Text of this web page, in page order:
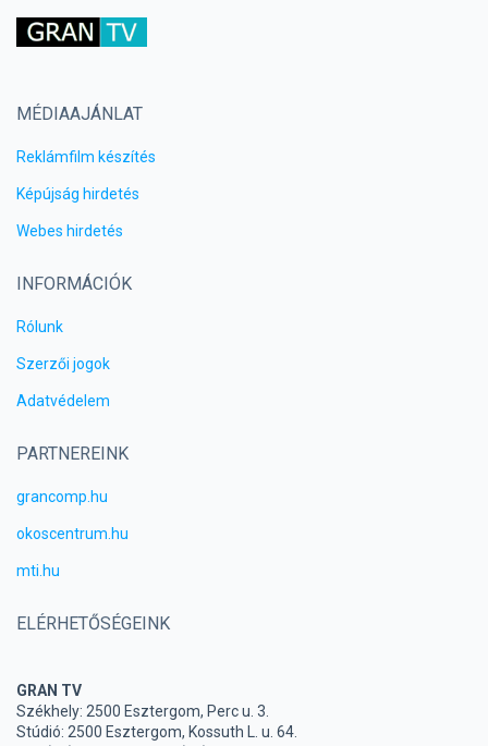
MÉDIAAJÁNLAT
Reklámfilm készítés
Képújság hirdetés
Webes hirdetés
INFORMÁCIÓK
Rólunk
Szerzői jogok
Adatvédelem
PARTNEREINK
grancomp.hu
okoscentrum.hu
mti.hu
ELÉRHETŐSÉGEINK
GRAN TV
Székhely: 2500 Esztergom, Perc u. 3.
Stúdió: 2500 Esztergom, Kossuth L. u. 64.